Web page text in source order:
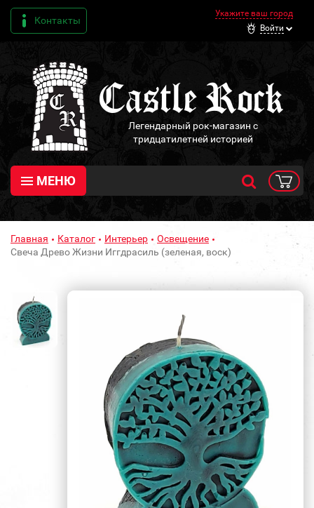
Контакты
Укажите ваш город
Войти
Легендарный рок-магазин с
тридцатилетней историей
МЕНЮ
Главная Каталог Интерьер
Освещение
Свеча Древо Жизни Иггдрасиль (зеленая, воск)